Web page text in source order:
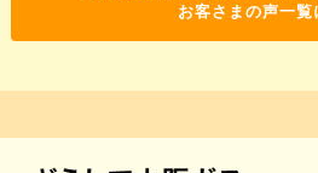
お客さまの声一覧